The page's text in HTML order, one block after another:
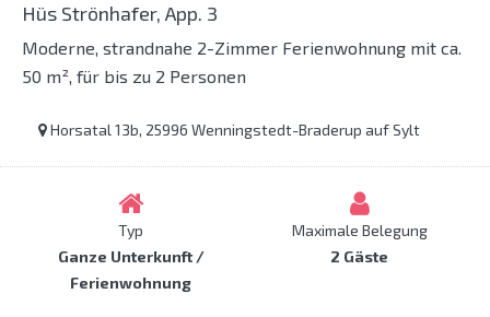
Hüs Strönhafer, App. 3
Moderne, strandnahe 2-Zimmer Ferienwohnung mit ca.
50 m², für bis zu 2 Personen
Horsatal 13b, 25996 Wenningstedt-Braderup auf Sylt
Typ
Ganze Unterkunft /
Ferienwohnung
Maximale Belegung
2 Gäste